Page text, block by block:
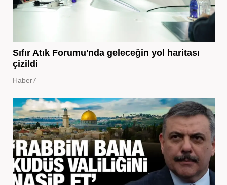
Sıfır Atık Forumu'nda geleceğin yol haritası
çizildi
Haber7